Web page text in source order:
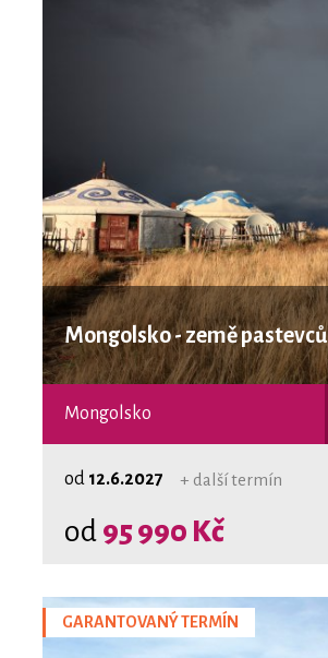
Mongolsko - země pastevců
Mongolsko
od 12.6.2027 + další termín
od 95 990 Kč
GARANTOVANÝ TERMÍN